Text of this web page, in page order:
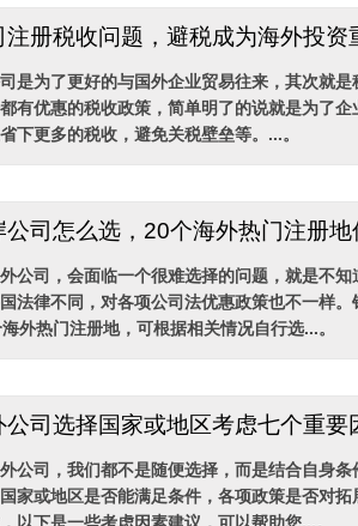
注册税收问题，避税成为海外投资
是为了更好的与国外企业贸易往来，其次就是
有优惠的税收政策，简单明了的说就是为了
下更多的税收，避免关税壁垒等。...。
公司怎么选，20个海外热门注册地
公司，会面临一个很难选择的问题，就是不
法律不同，对各项公司法优惠政策也不一样
外热门注册地，可根据相关情况自行选...。
公司选择国家或地区考虑七个重要
公司，我们都不是随便选择，而是结合自身
家或地区是否能满足条件，各项政策是否对